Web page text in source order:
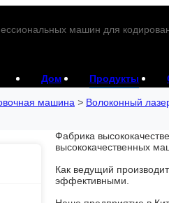
машин для
Дом Продукты
машина > Волоконный
Фабрика
высококачественных
Как ведущий
эффективными.